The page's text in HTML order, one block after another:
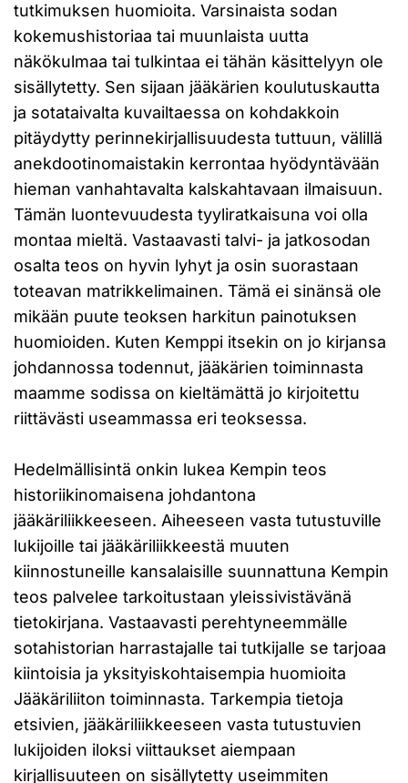
tutkimuksen huomioita. Varsinaista sodan
kokemushistoriaa tai muunlaista uutta
näkökulmaa tai tulkintaa ei tähän käsittelyyn ole
sisällytetty. Sen sijaan jääkärien koulutuskautta
ja sotataivalta kuvailtaessa on kohdakkoin
pitäydytty perinnekirjallisuudesta tuttuun, välillä
anekdootinomaistakin kerrontaa hyödyntävään
hieman vanhahtavalta kalskahtavaan ilmaisuun.
Tämän luontevuudesta tyyliratkaisuna voi olla
montaa mieltä. Vastaavasti talvi- ja jatkosodan
osalta teos on hyvin lyhyt ja osin suorastaan
toteavan matrikkelimainen. Tämä ei sinänsä ole
mikään puute teoksen harkitun painotuksen
huomioiden. Kuten Kemppi itsekin on jo kirjansa
johdannossa todennut, jääkärien toiminnasta
maamme sodissa on kieltämättä jo kirjoitettu
riittävästi useammassa eri teoksessa.
Hedelmällisintä onkin lukea Kempin teos
historiikinomaisena johdantona
jääkäriliikkeeseen. Aiheeseen vasta tutustuville
lukijoille tai jääkäriliikkeestä muuten
kiinnostuneille kansalaisille suunnattuna Kempin
teos palvelee tarkoitustaan yleissivistävänä
tietokirjana. Vastaavasti perehtyneemmälle
sotahistorian harrastajalle tai tutkijalle se tarjoaa
kiintoisia ja yksityiskohtaisempia huomioita
Jääkäriliiton toiminnasta. Tarkempia tietoja
etsivien, jääkäriliikkeeseen vasta tutustuvien
lukijoiden iloksi viittaukset aiempaan
kirjallisuuteen on sisällytetty useimmiten